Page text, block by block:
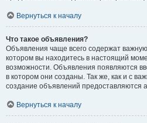
Вернуться к началу
Что такое объявления?
Объявления чаще всего содержат
котором вы находитесь в настоящий
возможности. Объявления появляются
в котором они созданы. Так же, как и с
создание объявлений предоставляются
Вернуться к началу